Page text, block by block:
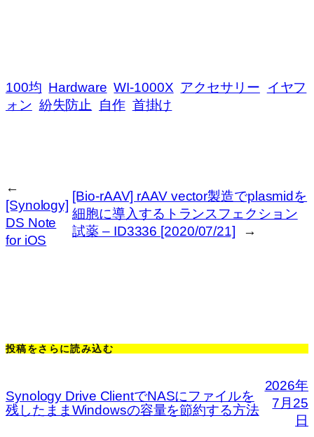
100均 Hardware WI-1000X アクセサリー イヤフ
ォン 紛失防止 自作 首掛け
←
[Synology]
DS Note
for iOS
[Bio-rAAV] rAAV vector製造でplasmidを
細胞に導入するトランスフェクション
試薬 – ID3336 [2020/07/21]
→
投稿をさらに読み込む
Synology Drive ClientでNASにファイルを
残したままWindowsの容量を節約する方法
2026年
7月25
日